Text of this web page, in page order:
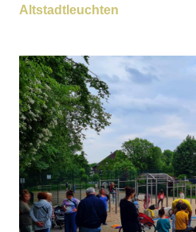
Altstadtleuchten